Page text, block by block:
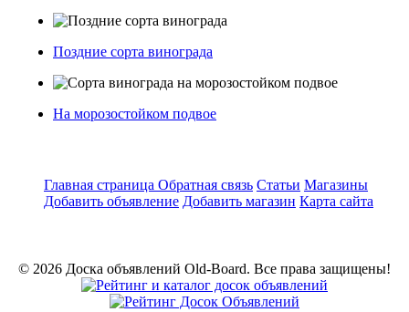
Поздние сорта винограда
На морозостойком подвое
Главная страница Обратная связь Статьи Магазины
Добавить объявление Добавить магазин Карта сайта
© 2026 Доска объявлений Old-Board. Все права защищены!